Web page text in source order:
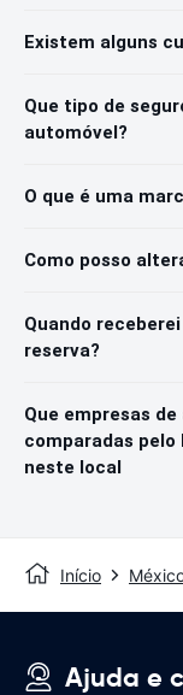
Existem alguns
Que tipo de
automóvel?
O que é uma
Como posso
Quando
reserva?
Que empresas
comparadas pelo
neste local
Início
Ajuda e